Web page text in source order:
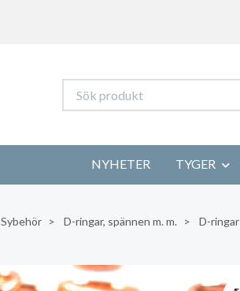
NYHETER TYGER
Sybehör D-ringar, spännen m. m. D-ringar